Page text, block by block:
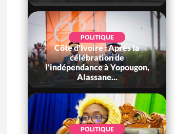
POLITIQUE
Côte d'Ivoire : Après la
célébration de
l'indépendance à Yopougon,
Alassane...
POLITIQUE